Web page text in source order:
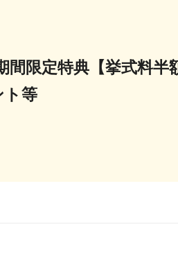
間限定特典【挙式料
ト等